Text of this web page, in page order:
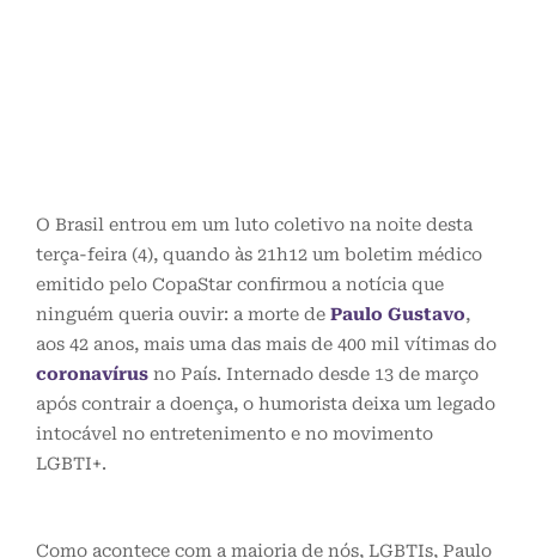
O Brasil entrou em um luto coletivo na noite desta
terça-feira (4), quando às 21h12 um boletim médico
emitido pelo CopaStar confirmou a notícia que
ninguém queria ouvir: a morte de Paulo Gustavo,
aos 42 anos, mais uma das mais de 400 mil vítimas do
coronavírus no País. Internado desde 13 de março
após contrair a doença, o humorista deixa um legado
intocável no entretenimento e no movimento
LGBTI+.
Como acontece com a maioria de nós, LGBTIs, Paulo